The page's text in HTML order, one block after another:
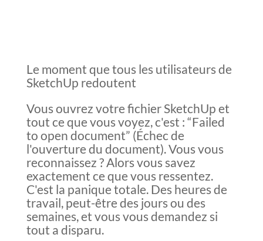
Le moment que tous les utilisateurs de
SketchUp redoutent
Vous ouvrez votre fichier SketchUp et
tout ce que vous voyez, c'est : “Failed
to open document” (Échec de
l'ouverture du document). Vous vous
reconnaissez ? Alors vous savez
exactement ce que vous ressentez.
C'est la panique totale. Des heures de
travail, peut-être des jours ou des
semaines, et vous vous demandez si
tout a disparu.